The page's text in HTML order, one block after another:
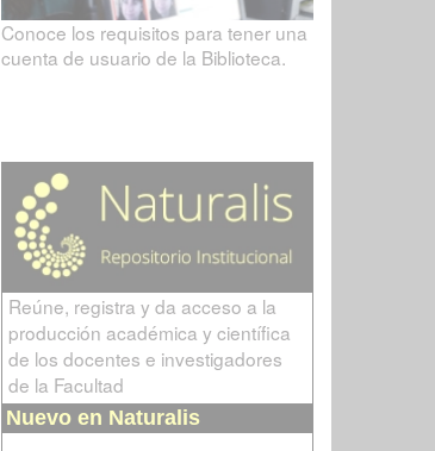
Conoce los requisitos para tener una
cuenta de usuario de la Biblioteca.
Reúne, registra y da acceso a la
producción académica y científica
de los docentes e investigadores
de la Facultad
Nuevo en Naturalis